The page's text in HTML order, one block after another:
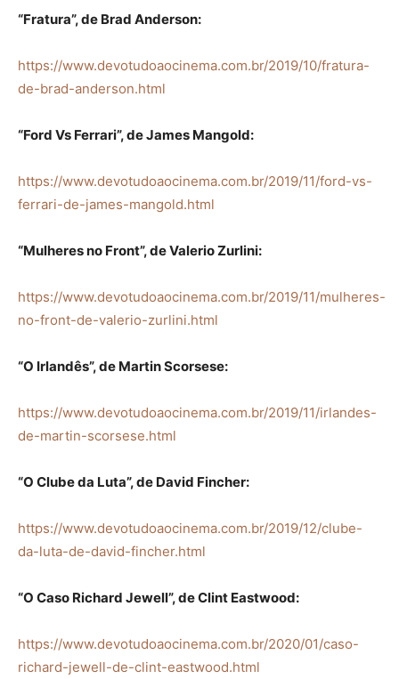
“Fratura”, de Brad Anderson:
https://www.devotudoaocinema.com.br/2019/10/fratura-
de-brad-anderson.html
“Ford Vs Ferrari”, de James Mangold:
https://www.devotudoaocinema.com.br/2019/11/ford-vs-
ferrari-de-james-mangold.html
“Mulheres no Front”, de Valerio Zurlini:
https://www.devotudoaocinema.com.br/2019/11/mulheres-
no-front-de-valerio-zurlini.html
“O Irlandês”, de Martin Scorsese:
https://www.devotudoaocinema.com.br/2019/11/irlandes-
de-martin-scorsese.html
“O Clube da Luta”, de David Fincher:
https://www.devotudoaocinema.com.br/2019/12/clube-
da-luta-de-david-fincher.html
“O Caso Richard Jewell”, de Clint Eastwood:
https://www.devotudoaocinema.com.br/2020/01/caso-
richard-jewell-de-clint-eastwood.html